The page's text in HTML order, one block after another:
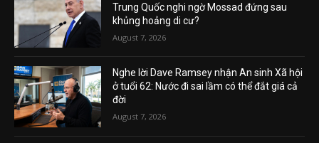
Trung Quốc nghi ngờ Mossad đứng sau
khủng hoảng di cư?
August 7, 2026
Nghe lời Dave Ramsey nhận An sinh Xã hội
ở tuổi 62: Nước đi sai lầm có thể đắt giá cả
đời
August 7, 2026